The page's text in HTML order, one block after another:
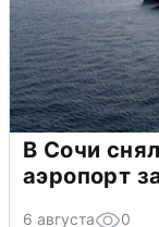
В Сочи
аэропорт
6 августа 0